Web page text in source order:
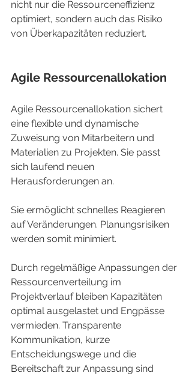
nicht nur die Ressourceneffizienz
optimiert, sondern auch das Risiko
von Überkapazitäten reduziert.
Agile Ressourcenallokation
Agile Ressourcenallokation sichert
eine flexible und dynamische
Zuweisung von Mitarbeitern und
Materialien zu Projekten. Sie passt
sich laufend neuen
Herausforderungen an.
Sie ermöglicht schnelles Reagieren
auf Veränderungen. Planungsrisiken
werden somit minimiert.
Durch regelmäßige Anpassungen der
Ressourcenverteilung im
Projektverlauf bleiben Kapazitäten
optimal ausgelastet und Engpässe
vermieden. Transparente
Kommunikation, kurze
Entscheidungswege und die
Bereitschaft zur Anpassung sind